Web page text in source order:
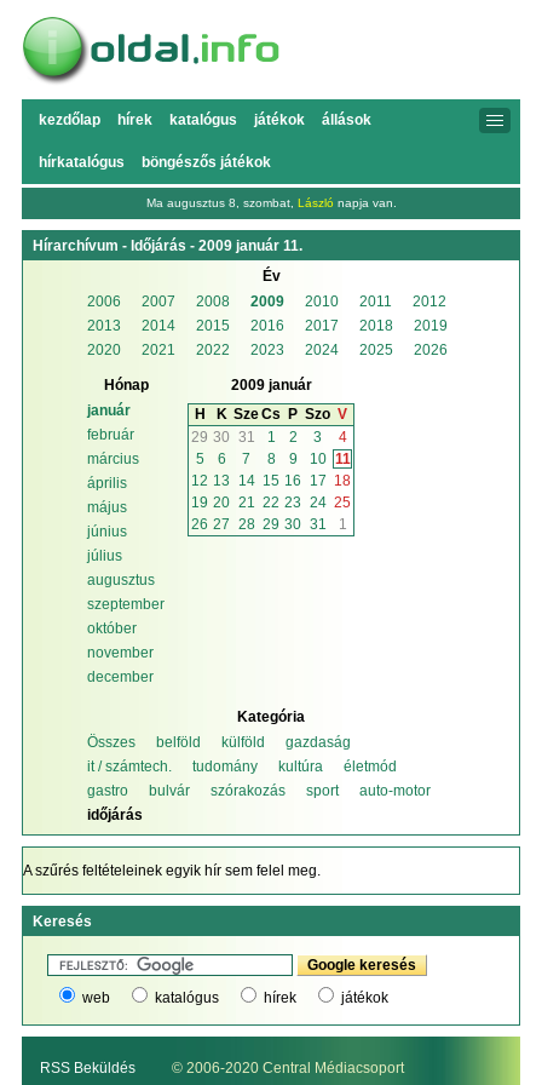
kezdőlap hírek katalógus játékok állások
hírkatalógus böngészős játékok
Ma augusztus 8, szombat, László napja van.
Hírarchívum - Időjárás - 2009 január 11.
Év
2006
2007 2008 2009 2010 2011
2012
2013
2014 2015 2016 2017 2018
2019
2020
2021 2022 2023 2024 2025 2026
Hónap
január
február
március
április
május
június
július
augusztus
szeptember
október
november
december
2009 január
H
K SzeCs P Szo V
29 30 31 1 2 3
4
5
6 7 8 9 10 11
12 13 14 15 16 17 18
19 20 21 22 23 24 25
26 27 28 29 30 31 1
Kategória
Összes
belföld külföld
gazdaság
it / számtech.
tudomány kultúra
életmód
gastro
bulvár szórakozás sport
auto-motor
időjárás
A szűrés feltételeinek egyik hír sem felel meg.
Keresés
web katalógus hírek játékok
RSS Beküldés © 2006-2020 Central Médiacsoport